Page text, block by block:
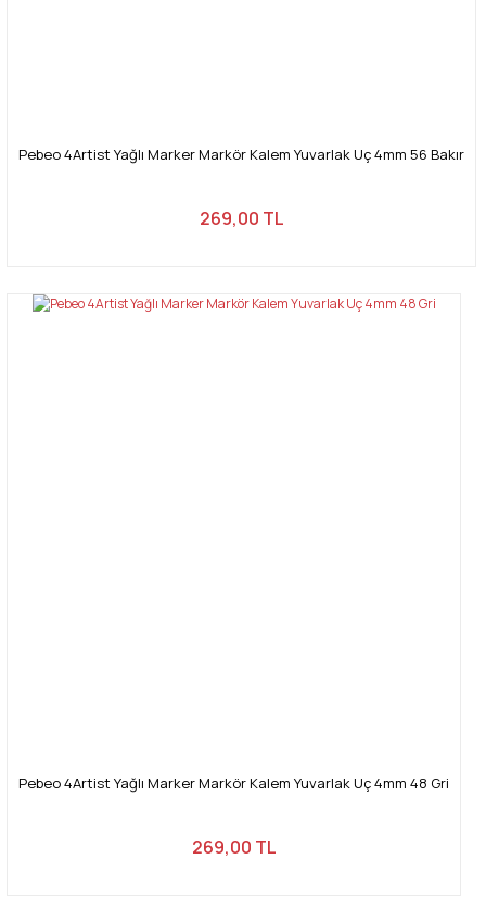
Pebeo 4Artist Yağlı Marker Markör Kalem Yuvarlak Uç 4mm 56 Bakır
269,00 TL
Pebeo 4Artist Yağlı Marker Markör Kalem Yuvarlak Uç 4mm 48 Gri
269,00 TL